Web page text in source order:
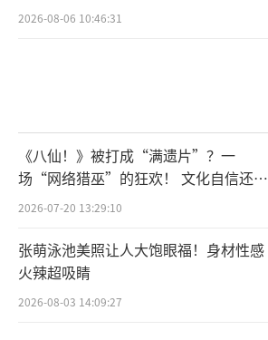
2026-08-06 10:46:31
《八仙！》被打成“满遗片”？一
场“网络猎巫”的狂欢！ 文化自信还是
焦虑？
2026-07-20 13:29:10
张萌泳池美照让人大饱眼福！身材性感
火辣超吸睛
2026-08-03 14:09:27